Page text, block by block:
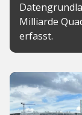
Milliarde
erfasst.